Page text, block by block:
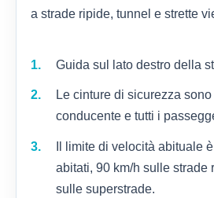
a strade ripide, tunnel e strette
Guida sul lato destro della
Le cinture di sicurezza
conducente e tutti i
Il limite di velocità abituale
abitati, 90 km/h sulle strade
sulle superstrade.